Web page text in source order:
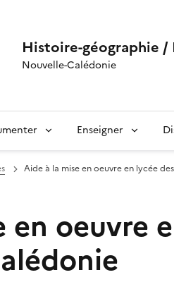
Histoire-géographie /
Nouvelle-Calédonie
Enseigner
Aide à la mise en oeuvre en lycée
en oeuvre